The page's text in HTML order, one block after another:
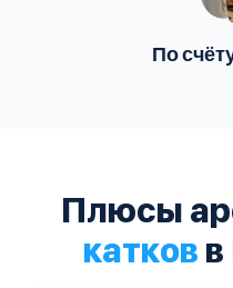
По
Плюсы
катков